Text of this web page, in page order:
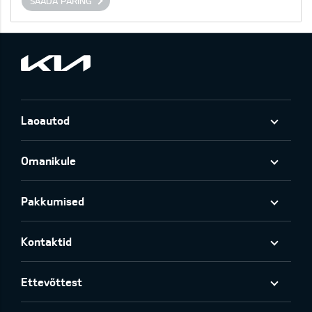
Laoautod
Omanikule
Pakkumised
Kontaktid
Ettevõttest